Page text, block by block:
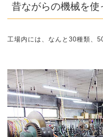
昔ながらの機械を
工場内には、なんと30種類、